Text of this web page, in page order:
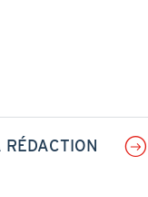
RÉDACTION